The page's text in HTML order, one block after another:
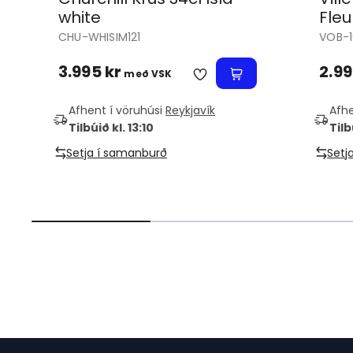
white
CHU-WHISIM121
3.995 kr með VSK
Afhent í vöruhúsi Reykjavík
Tilbúið kl. 13:10
Setja í samanburð
VOB-